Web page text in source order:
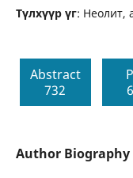
Түлхүүр үг: Неолит,
Abstract
732
Author Biography